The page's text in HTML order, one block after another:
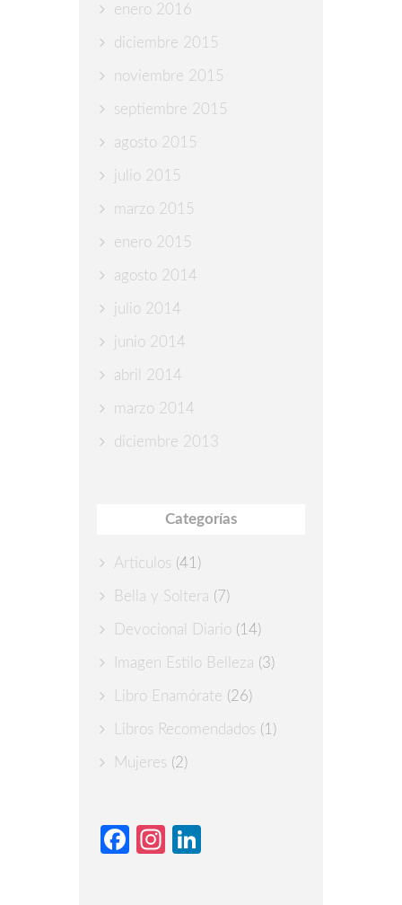
enero 2016
diciembre 2015
noviembre 2015
septiembre 2015
agosto 2015
julio 2015
marzo 2015
enero 2015
agosto 2014
julio 2014
junio 2014
abril 2014
marzo 2014
diciembre 2013
Categorías
Articulos (41)
Bella y Soltera (7)
Devocional Diario (14)
Imagen Estilo Belleza (3)
Libro Enamórate (26)
Libros Recomendados (1)
Mujeres (2)
Facebook
Instagram